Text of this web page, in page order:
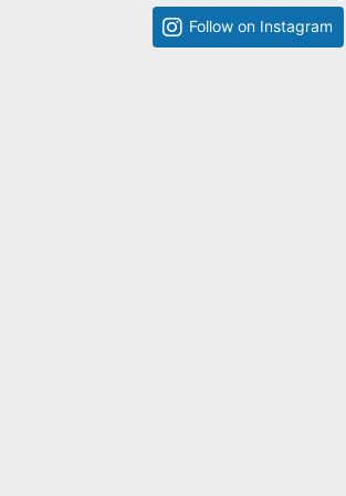
Follow on Instagram